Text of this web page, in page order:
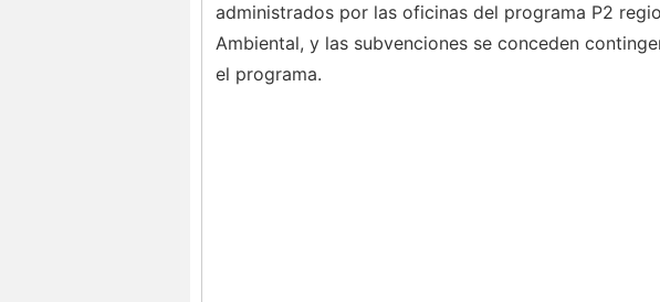
administrados por las oficinas del programa P2
Ambiental, y las subvenciones se conceden
el programa.